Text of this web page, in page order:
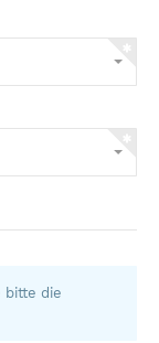
bitte die